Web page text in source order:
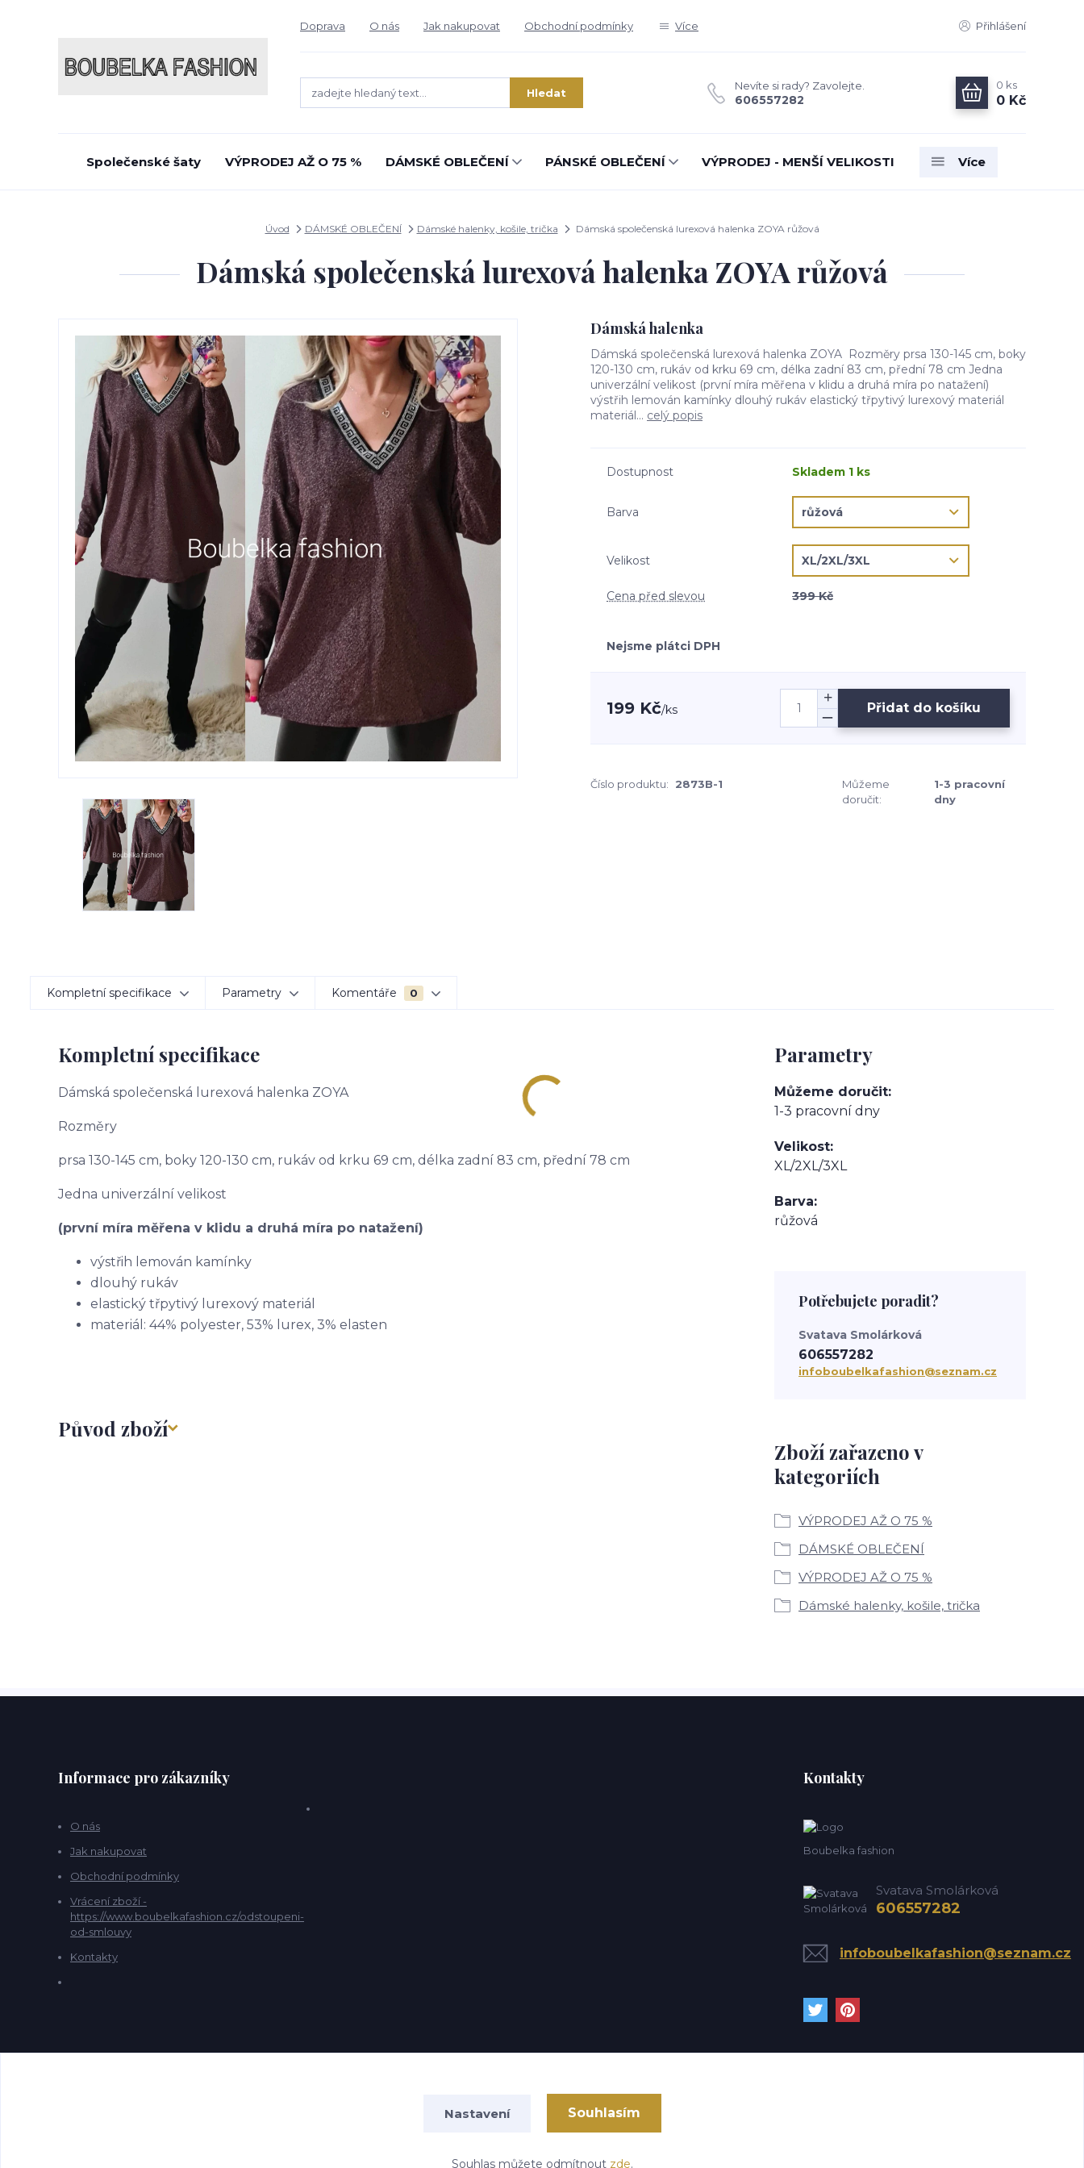
Doprava O nás Jak nakupovat Obchodní podmínky Více Přihlášení
Hledat
Nevíte si rady? Zavolejte.
606557282
0 ks
0 Kč
Společenské šaty VÝPRODEJ AŽ O 75 % DÁMSKÉ OBLEČENÍ PÁNSKÉ OBLEČENÍ VÝPRODEJ - MENŠÍ VELIKOSTI Více
Úvod DÁMSKÉ OBLEČENÍ Dámské halenky, košile, trička Dámská společenská lurexová halenka ZOYA růžová
Dámská společenská lurexová halenka ZOYA růžová
Dámská halenka
Dámská společenská lurexová halenka ZOYA Rozměry prsa 130-145 cm, boky
120-130 cm, rukáv od krku 69 cm, délka zadní 83 cm, přední 78 cm Jedna
univerzální velikost (první míra měřena v klidu a druhá míra po natažení)
výstřih lemován kamínky dlouhý rukáv elastický třpytivý lurexový materiál
materiál... celý popis
Dostupnost Skladem 1 ks
Barva
Velikost
Cena před slevou 399 Kč
Nejsme plátci DPH
199 Kč/ks Přidat do košíku
Číslo produktu: 2873B-1
Můžeme
doručit:
1-3 pracovní
dny
Kompletní specifikace Parametry Komentáře 0
Kompletní specifikace
Dámská společenská lurexová halenka ZOYA
Rozměry
prsa 130-145 cm, boky 120-130 cm, rukáv od krku 69 cm, délka zadní 83 cm, přední 78 cm
Jedna univerzální velikost
(první míra měřena v klidu a druhá míra po natažení)
výstřih lemován kamínky
dlouhý rukáv
elastický třpytivý lurexový materiál
materiál: 44% polyester, 53% lurex, 3% elasten
Původ zboží
Parametry
Můžeme doručit
1-3 pracovní dny
Velikost
XL/2XL/3XL
Barva
růžová
Zboží zařazeno v
kategoriích
VÝPRODEJ AŽ O 75 %
DÁMSKÉ OBLEČENÍ
VÝPRODEJ AŽ O 75 %
Dámské halenky, košile, trička
Potřebujete poradit?
Svatava Smolárková
606557282
infoboubelkafashion@seznam.cz
Informace pro zákazníky
O nás
Jak nakupovat
Obchodní podmínky
Vrácení zboží -
https://www.boubelkafashion.cz/odstoupeni-
od-smlouvy
Kontakty
Kontakty
Boubelka fashion
Svatava Smolárková
606557282
infoboubelkafashion@seznam.cz
Nastavení Souhlasím
Souhlas můžete odmítnout zde.